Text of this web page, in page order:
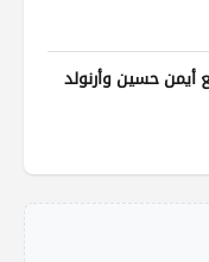
أيمن حسين وأرنولد